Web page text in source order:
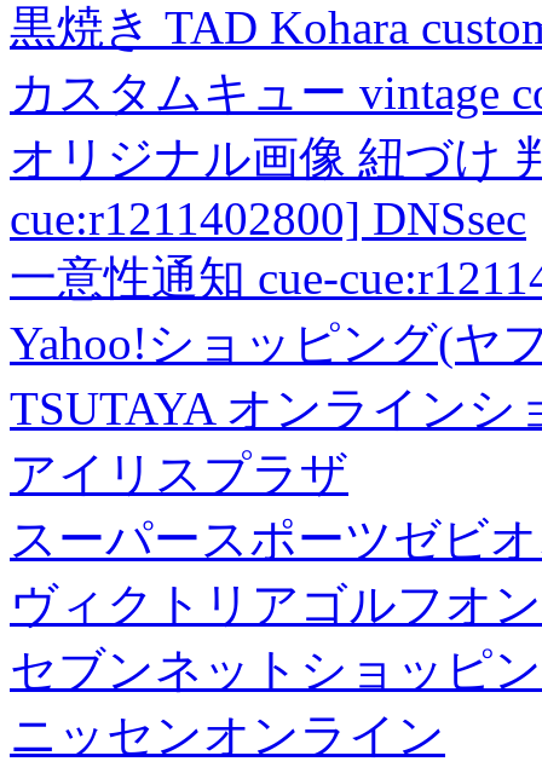
黒焼き TAD Kohara
カスタムキュー vintage
オリジナル画像 紐づけ
cue:r1211402800] DNSsec
一意性通知 cue-
Yahoo!ショッピング(ヤ
TSUTAYA オンラインシ
アイリスプラザ
スーパースポーツゼビ
ヴィクトリアゴルフオ
セブンネットショッピ
ニッセンオンライン